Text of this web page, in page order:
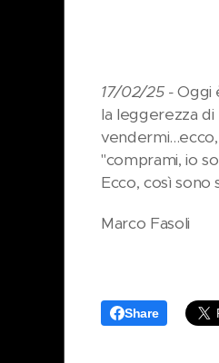
17/02/25 -Oggi
la leggerezza
"comprami, io
Ecco, così sono
Marco Fasoli
Share